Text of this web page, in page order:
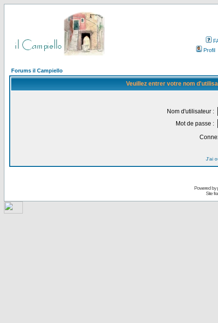
Profil
Forums il Campiello
Veuillez entrer votre nom
Nom d'utilisateur :
Mot de passe :
J'ai
Powered by
Site